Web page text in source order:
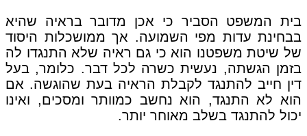
בית המשפט הסביר כי אכן מדובר בראיה שהיא
בבחינת עדות מפי השמועה. אך ממושכלות היסוד
של שיטת משפטנו הוא כי גם ראיה שלא התנגדו לה
בזמן הגשתה, נעשית כשרה לכל דבר. כלומר, בעל
דין חייב להתנגד לקבלת הראיה בעת שהוגשה. אם
הוא לא התנגד, הוא נחשב כמוותר ומסכים, ואינו
יכול להתנגד בשלב מאוחר יותר.